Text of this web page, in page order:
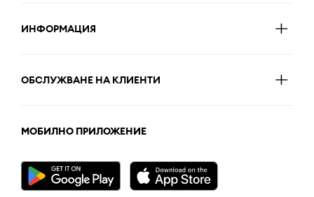
ИНФОРМАЦИЯ
ОБСЛУЖВАНЕ НА КЛИЕНТИ
МОБИЛНО ПРИЛОЖЕНИЕ